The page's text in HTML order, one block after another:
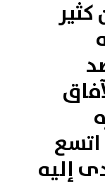
كثير
اتسع
إليه